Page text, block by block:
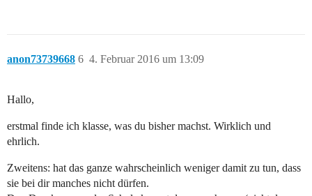
anon73739668 4. Februar 2016 um 13:09
6
Hallo,
erstmal finde ich klasse, was du bisher machst. Wirklich und
ehrlich.
Zweitens: hat das ganze wahrscheinlich weniger damit zu tun, dass
sie bei dir manches nicht dürfen.